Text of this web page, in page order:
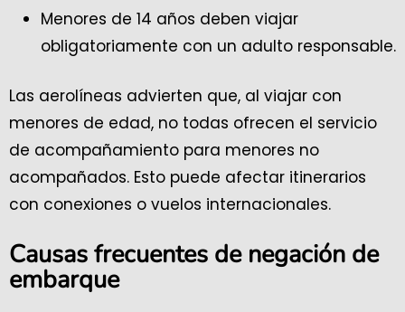
Menores de 14 años deben viajar
obligatoriamente con un adulto responsable.
Las aerolíneas advierten que, al viajar con
menores de edad, no todas ofrecen el servicio
de acompañamiento para menores no
acompañados. Esto puede afectar itinerarios
con conexiones o vuelos internacionales.
Causas frecuentes de negación de
embarque